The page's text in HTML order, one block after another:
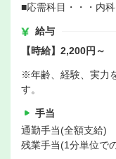
■応需科目・・・内
給与
【時給】2,200円～
※年齢、経験、実力
す。
手当
通勤手当(全額支給)
残業手当(1分単位で